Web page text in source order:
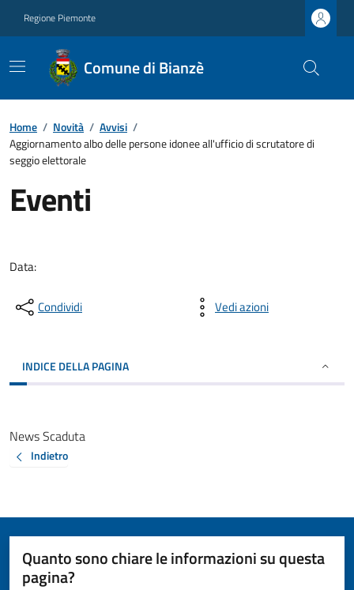
Regione Piemonte
Comune di Bianzè
Home / Novità / Avvisi /
Aggiornamento albo delle persone idonee all'ufficio di scrutatore di
seggio elettorale
Eventi
Data:
Condividi Vedi azioni
INDICE DELLA PAGINA
News Scaduta
Indietro
Quanto sono chiare le informazioni su questa
pagina?